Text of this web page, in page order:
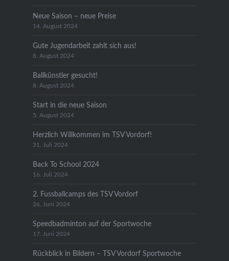
Neue Saison – neue Preise
14. August 2024
Gute Jugendarbeit zahlt sich aus!
8. August 2024
Ballkünstler gesucht!
8. August 2024
Start in die neue Saison
5. August 2024
Herzlich Willkommen im TSV Vordorf!
31. Juli 2024
Back To School 2024
16. Juli 2024
2. Fussballcamps des TSV Vordorf
26. Juni 2024
Speedbadminton auf der Sportwoche
17. Juni 2024
Rückblick in Bildern – TSV Vordorf Sportwoche